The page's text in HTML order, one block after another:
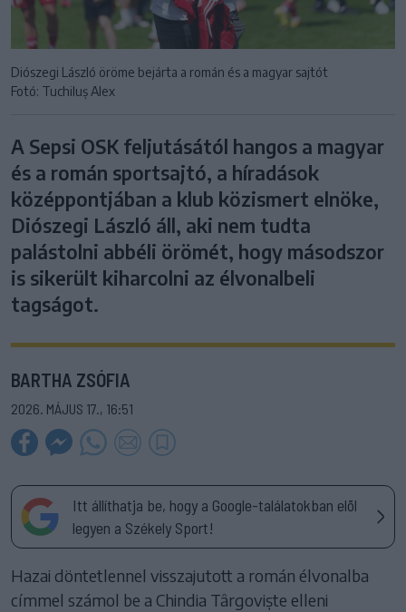
Diószegi László öröme bejárta a román és a magyar sajtót
Fotó: Tuchiluș Alex
A Sepsi OSK feljutásától hangos a magyar
és a román sportsajtó, a híradások
középpontjában a klub közismert elnöke,
Diószegi László áll, aki nem tudta
palástolni abbéli örömét, hogy másodszor
is sikerült kiharcolni az élvonalbeli
tagságot.
BARTHA ZSÓFIA
2026. MÁJUS 17., 16:51
Itt állíthatja be, hogy a Google-találatokban elöl
legyen a Székely Sport!
Hazai döntetlennel visszajutott a román élvonalba
címmel számol be a Chindia Târgoviște elleni